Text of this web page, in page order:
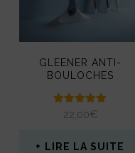
GLEENER ANTI-
BOULOCHES
Note
22,00€
LIRE LA SUITE